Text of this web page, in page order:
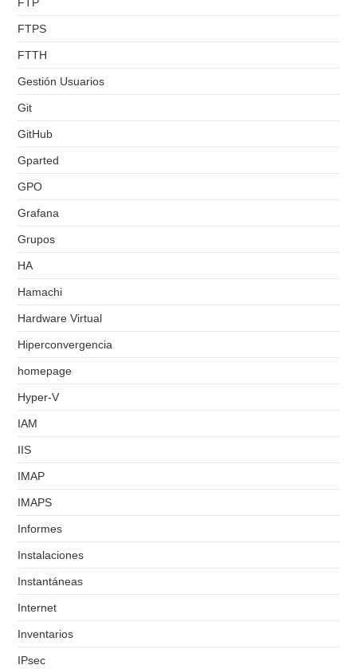
FTP
FTPS
FTTH
Gestión Usuarios
Git
GitHub
Gparted
GPO
Grafana
Grupos
HA
Hamachi
Hardware Virtual
Hiperconvergencia
homepage
Hyper-V
IAM
IIS
IMAP
IMAPS
Informes
Instalaciones
Instantáneas
Internet
Inventarios
IPsec